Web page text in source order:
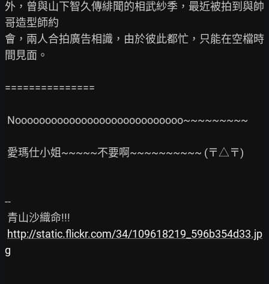
外，曾與山下智久傳緋聞的相武紗季，最近被拍到與帥
哥造型師約
會，兩人合拍廣告相識，由於彼此都忙，只能在空檔時
間見面。
===============
--
http://static.flickr.com/34/109618219_596b354d33.jp
g